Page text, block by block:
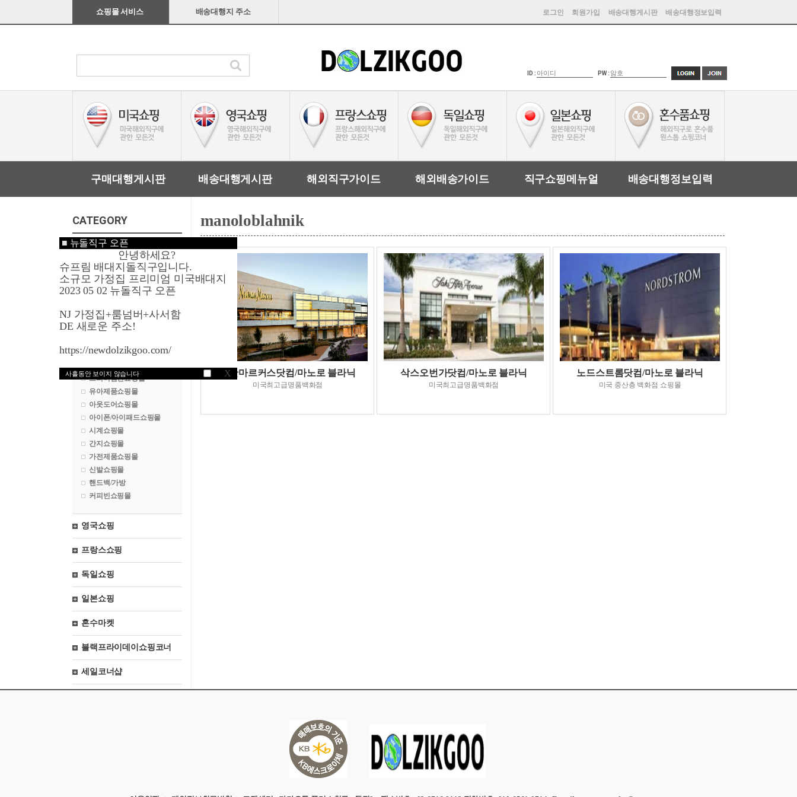
■ 뉴돌직구 오픈
안녕하세요?
슈프림 배대지돌직구입니다.
소규모 가정집 프리미엄 미국배대지
2023 05 02 뉴돌직구 오픈
NJ 가정집+룸넘버+사서함
DE 새로운 주소!
https://newdolzikgoo.com/
사흘동안 보이지 않습니다 X
쇼핑몰 서비스 배송대행지 주소 로그인 회원가입 배송대행게시판 배송대행정보입력
ID : PW :
구매대행게시판 배송대행게시판 해외직구가이드 해외배송가이드 직구쇼핑메뉴얼 배송대행정보입력
CATEGORY
미국쇼핑
명품쇼핑몰
수입차구매대행
화장품쇼핑몰
악세서리쇼핑몰
속옷쇼핑몰
프리미엄진쇼핑몰
유아제품쇼핑몰
아웃도어쇼핑몰
아이폰/아이패드쇼핑몰
시계쇼핑몰
간지쇼핑몰
가전제품쇼핑몰
신발쇼핑몰
핸드백/가방
커피빈쇼핑몰
영국쇼핑
프랑스쇼핑
독일쇼핑
일본쇼핑
혼수마켓
블랙프라이데이쇼핑코너
세일코너샵
manoloblahnik
니만마르커스닷컴/마노로 블라닉
미국최고급명품백화점
삭스오번가닷컴/마노로 블라닉
미국최고급명품백화점
노드스트롬닷컴/마노로 블라닉
미국 중산층 백화점 쇼핑몰